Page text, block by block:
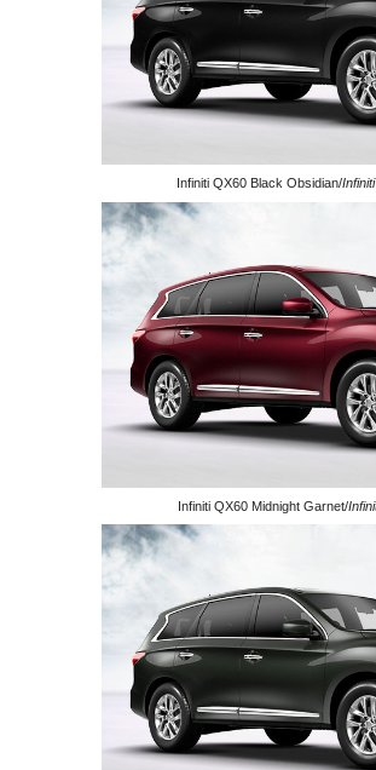
Infiniti QX60 Black Obsidian/
Infiniti QX60 Midnight Garnet/